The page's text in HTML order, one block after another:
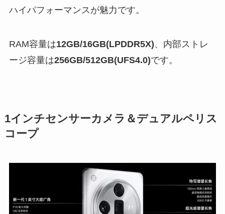
ハイパフォーマンスが魅力です。
RAM容量は12GB/16GB(LPDDR5X)、内部ストレ
ージ容量は256GB/512GB(UFS4.0)です。
1インチセンサーカメラ＆デュアルペリス
コープ